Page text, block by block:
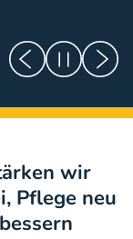
wir
Pflege neu